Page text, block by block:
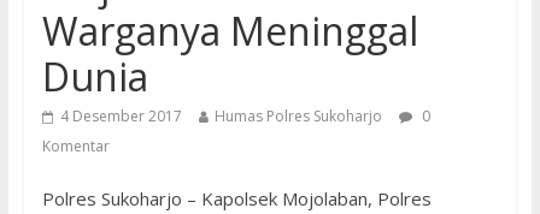
Warganya Meninggal
Dunia
4 Desember 2017 Humas Polres Sukoharjo
0
Komentar
Polres Sukoharjo – Kapolsek Mojolaban, Polres